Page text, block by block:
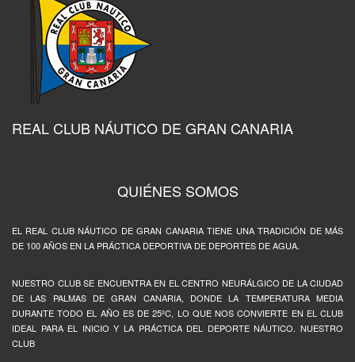
REAL CLUB NÁUTICO DE GRAN CANARIA
QUIÉNES SOMOS
EL REAL CLUB NÁUTICO DE GRAN CANARIA TIENE UNA TRADICIÓN DE MÁS
DE 100 AÑOS EN LA PRÁCTICA DEPORTIVA DE DEPORTES DE AGUA.
NUESTRO CLUB SE ENCUENTRA EN EL CENTRO NEURÁLGICO DE LA CIUDAD
DE LAS PALMAS DE GRAN CANARIA, DONDE LA TEMPERATURA MEDIA
DURANTE TODO EL AÑO ES DE 25ºC, LO QUE NOS CONVIERTE EN EL CLUB
IDEAL PARA EL INICIO Y LA PRÁCTICA DEL DEPORTE NÁUTICO. NUESTRO
CLUB